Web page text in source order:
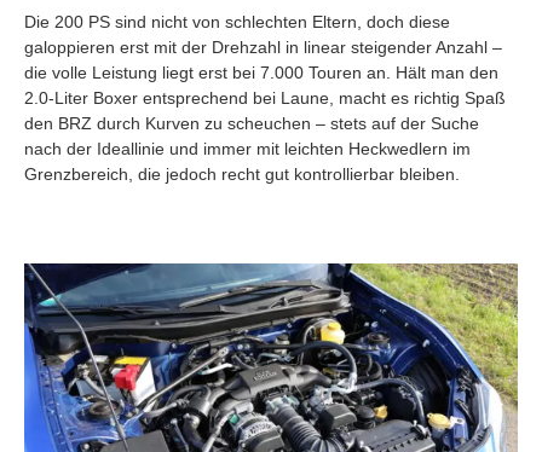
Die 200 PS sind nicht von schlechten Eltern, doch diese
galoppieren erst mit der Drehzahl in linear steigender Anzahl –
die volle Leistung liegt erst bei 7.000 Touren an. Hält man den
2.0-Liter Boxer entsprechend bei Laune, macht es richtig Spaß
den BRZ durch Kurven zu scheuchen – stets auf der Suche
nach der Ideallinie und immer mit leichten Heckwedlern im
Grenzbereich, die jedoch recht gut kontrollierbar bleiben.